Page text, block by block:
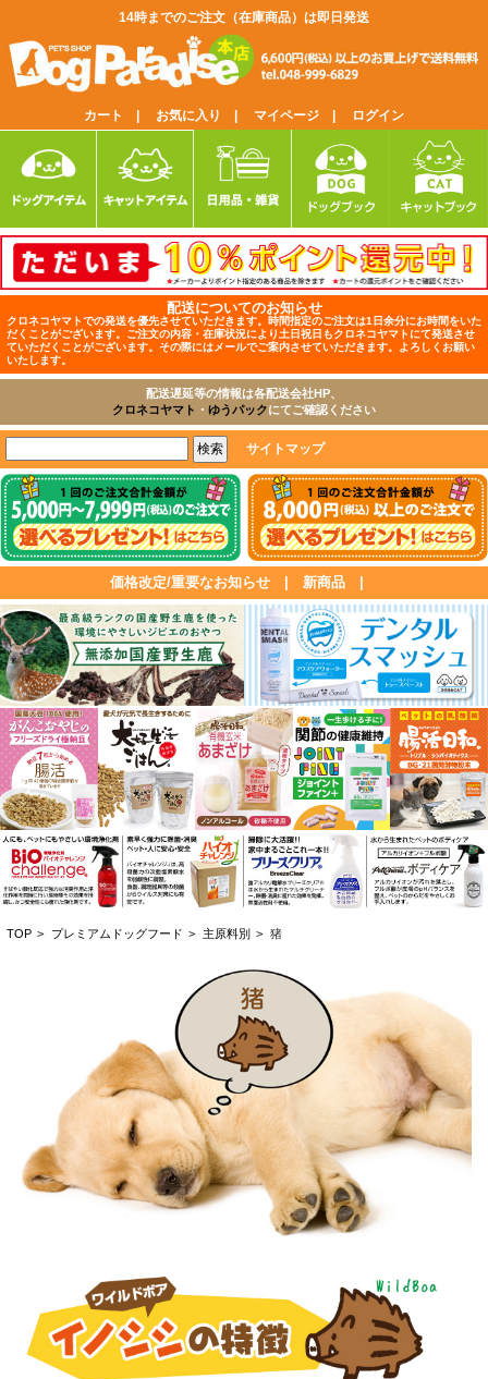
14時までのご注文（在庫商品）は即日発送
カート | お気に入り | マイページ | ログイン
配送についてのお知らせ
クロネコヤマトでの発送を優先させていただきます。時間指定のご注文は1日余分にお時間をいた
だくことがございます。ご注文の内容・在庫状況により土日祝日もクロネコヤマトにて発送させ
ていただくことがございます。その際にはメールでご案内させていただきます。よろしくお願い
いたします。
配送遅延等の情報は各配送会社HP、
クロネコヤマト ・ ゆうパックにてご確認ください
サイトマップ
価格改定/重要なお知らせ 新商品
TOP > プレミアムドッグフード > 主原料別 > 猪